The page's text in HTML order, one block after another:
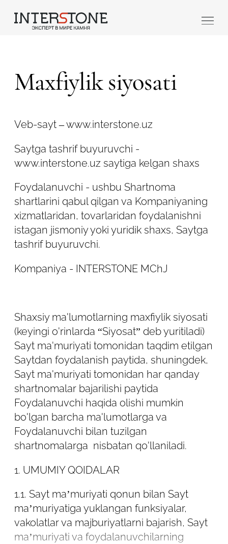
Maxfiylik siyosati
Veb-sayt – www.interstone.uz
Saytga tashrif buyuruvchi -
www.interstone.uz saytiga kelgan shaxs
Foydalanuvchi - ushbu Shartnoma
shartlarini qabul qilgan va Kompaniyaning
xizmatlaridan, tovarlaridan foydalanishni
istagan jismoniy yoki yuridik shaxs, Saytga
tashrif buyuruvchi.
Kompaniya - INTERSTONE MChJ
Shaxsiy ma'lumotlarning maxfiylik siyosati
(keyingi o'rinlarda “Siyosat” deb yuritiladi)
Sayt ma'muriyati tomonidan taqdim etilgan
Saytdan foydalanish paytida, shuningdek,
Sayt ma'muriyati tomonidan har qanday
shartnomalar bajarilishi paytida
Foydalanuvchi haqida olishi mumkin
bo'lgan barcha ma'lumotlarga va
Foydalanuvchi bilan tuzilgan
shartnomalarga nisbatan qo'llaniladi.
1. UMUMIY QOIDALAR
1.1. Sayt maʼmuriyati qonun bilan Sayt
maʼmuriyatiga yuklangan funksiyalar,
vakolatlar va majburiyatlarni bajarish, Sayt
maʼmuriyati va foydalanuvchilarning
Qaysi sohada faoliyat yuritasiz?
beruvch
Robot emasligingizni tasdiqlang
ARIZANI YUBORISH
LOYIHANI YUBORISH
Robot emasligingizni tasdiqlang
YUBORISH